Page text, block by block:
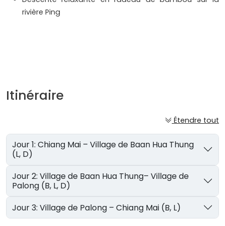
rivière Ping
Itinéraire
Étendre tout
Jour 1: Chiang Mai – Village de Baan Hua Thung
(L, D)
Jour 2: Village de Baan Hua Thung– Village de
Palong (B, L, D)
Jour 3: Village de Palong – Chiang Mai (B, L)